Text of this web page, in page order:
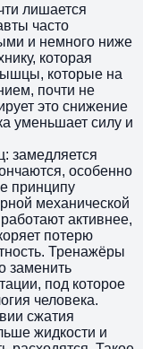
лишается
часто
и немного ниже
которая
которые на
почти не
это снижение
уменьшает силу и
замедляется
особенно
принципу
механической
активнее,
потерю
Тренажёры
заменить
под которое
человека.
сжатия
жидкости и